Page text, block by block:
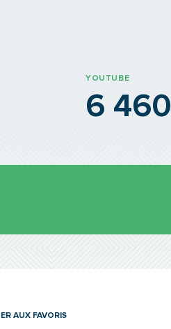
YOUTUBE
6 460
AUX FAVORIS